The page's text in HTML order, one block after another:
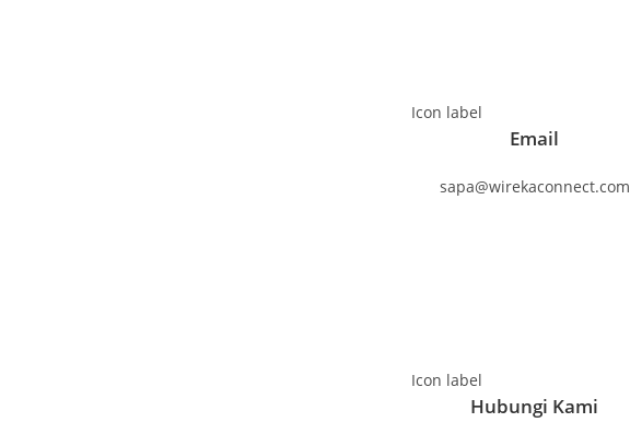
Icon label
Email
sapa@wirekaconnect.com
Icon label
Hubungi Kami